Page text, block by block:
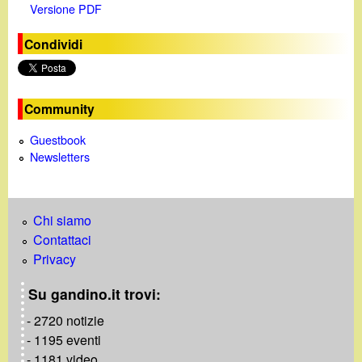
e
Versione PDF
Condividi
Community
Guestbook
Newsletters
Chi siamo
Contattaci
Privacy
Su gandino.it trovi:
- 2720 notizie
- 1195 eventi